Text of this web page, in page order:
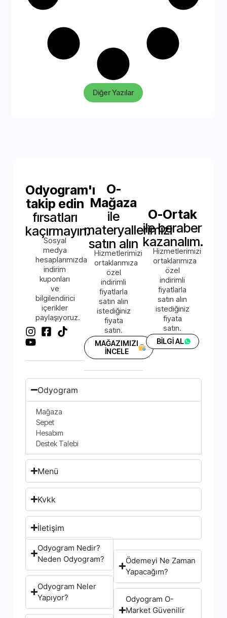
Diğer Yazılar
Odyogram'ı
takip edin
fırsatları
kaçırmayın.
Sosyal
medya
hesaplarımızda
indirim
kuponları
ve
bilgilendirici
içerikler
paylaşıyoruz.
O-
Mağaza
ile
materyallerimizi
satın alın
Hizmetlerimizi
ortaklarımıza
özel
indirimli
fiyatlarla
satın alın
istediğiniz
fiyata
satın.
MAĞAZIMIZI
İNCELE
O-Ortak
ile beraber
kazanalım.
Hizmetlerimizi
ortaklarımıza
özel
indirimli
fiyatlarla
satın alın
istediğiniz
fiyata
satın.
BİLGİ AL
Odyogram
Mağaza
Sepet
Hesabım
Destek Talebi
Menü
Kvkk
İletişim
Odyogram Nedir?
Neden Odyogram?
Odyogram Neler
Yapıyor?
Ödemeyi Ne Zaman
Yapacağım?
Odyogram O-
Market Güvenilir